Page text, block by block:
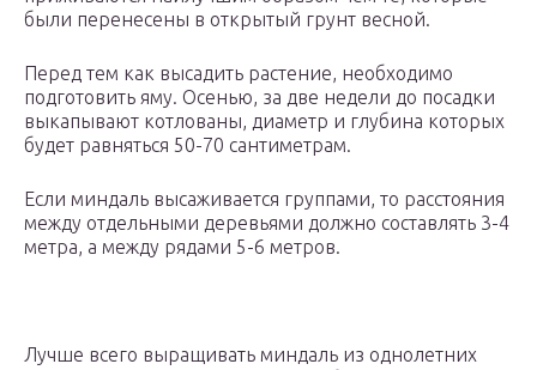
были перенесены в открытый грунт весной.
Перед тем как высадить растение, необходимо
подготовить яму. Осенью, за две недели до посадки
выкапывают котлованы, диаметр и глубина которых
будет равняться 50-70 сантиметрам.
Если миндаль высаживается группами, то расстояния
между отдельными деревьями должно составлять 3-4
метра, а между рядами 5-6 метров.
Лучше всего выращивать миндаль из однолетних